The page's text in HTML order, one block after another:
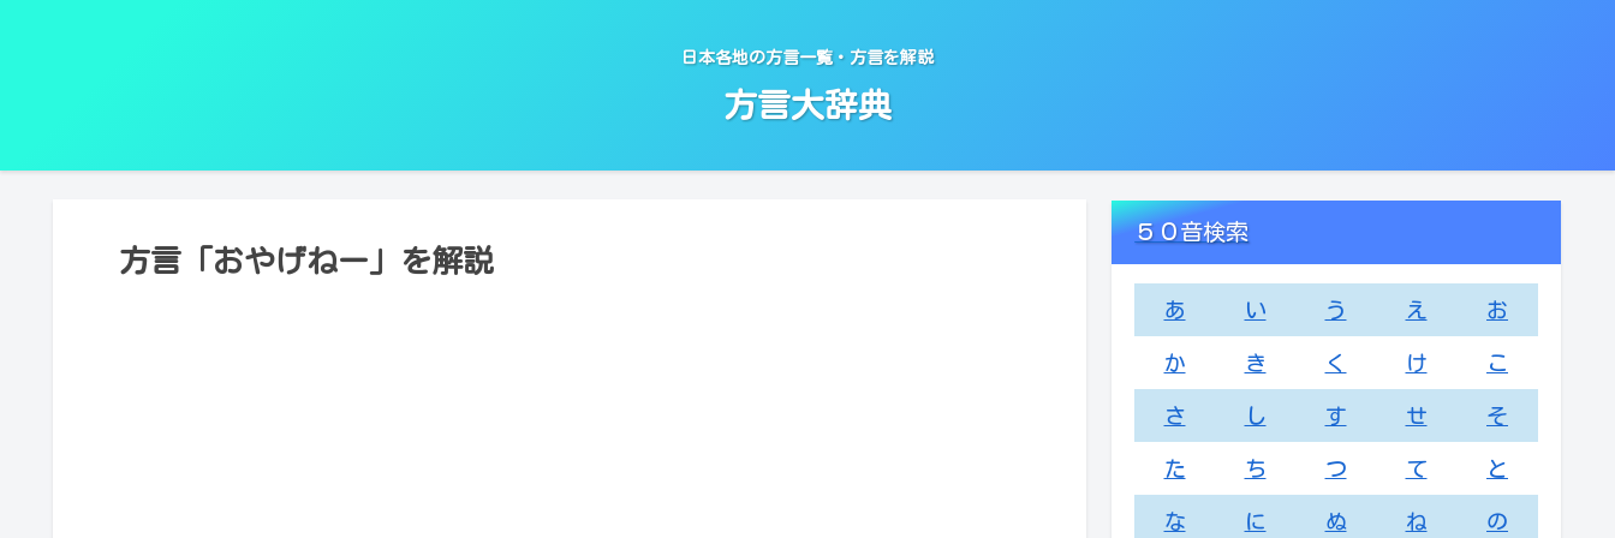
日本各地の方言一覧・方言を解説
方言大辞典
方言「おやげねー」を解説
５０音検索
あ い う え お
か き く け こ
さ し す せ そ
た ち つ て と
な に ぬ ね の